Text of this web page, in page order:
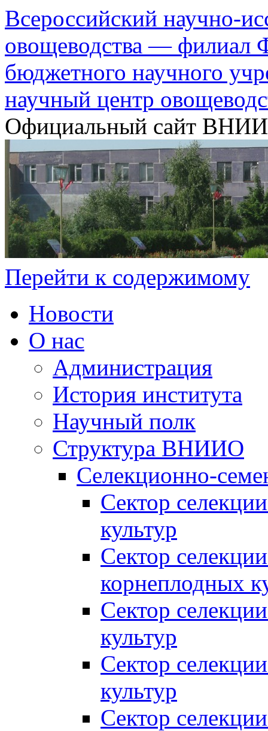
Всероссийский научно-
овощеводства — филиал
бюджетного научного
научный центр
Официальный сайт
Перейти к содержимому
Новости
О нас
Администрация
История института
Научный полк
Структура ВНИИО
Селекционно-
Сектор
культур
Сектор
корнеплодных
Сектор
культур
Сектор
культур
Сектор